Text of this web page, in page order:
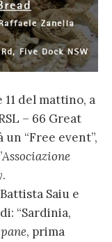
11 del mattino, a
– 66 Great
“Free event”,
Associazione
.
Saiu e
“Sardinia,
, prima